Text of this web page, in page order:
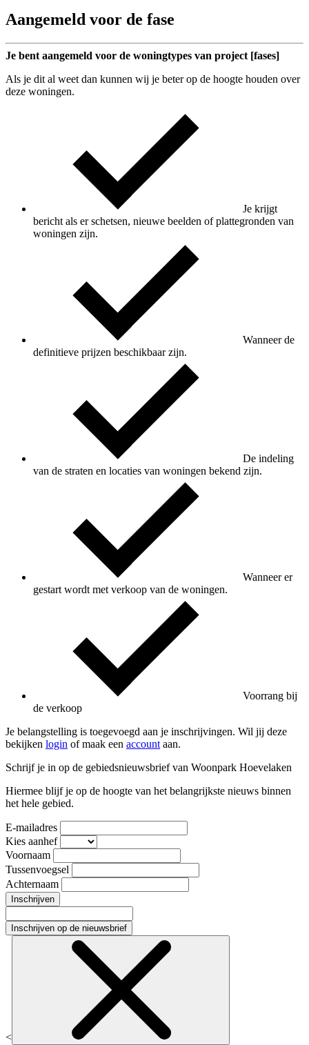
Aangemeld voor de fase
Je bent aangemeld voor de woningtypes van project [fases]
Als je dit al weet dan kunnen wij je beter op de hoogte houden over
deze woningen.
Je krijgt
bericht als er schetsen, nieuwe beelden of plattegronden van
woningen zijn.
Wanneer de
definitieve prijzen beschikbaar zijn.
De indeling
van de straten en locaties van woningen bekend zijn.
Wanneer er
gestart wordt met verkoop van de woningen.
Voorrang bij
de verkoop
Je belangstelling is toegevoegd aan je inschrijvingen. Wil jij deze
bekijken login of maak een account aan.
Schrijf je in op de gebiedsnieuwsbrief van Woonpark Hoevelaken
Hiermee blijf je op de hoogte van het belangrijkste nieuws binnen
het hele gebied.
E-mailadres
Kies aanhef
Voornaam
Tussenvoegsel
Achternaam
Inschrijven
Inschrijven op de nieuwsbrief
<